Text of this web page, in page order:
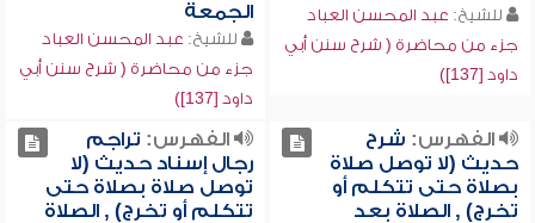
للشيخ: عبد المحسن العباد
جزء من محاضرة ( شرح سنن أبي
داود [137])
الجمعة
للشيخ: عبد المحسن العباد
جزء من محاضرة ( شرح سنن أبي
داود [137])
الفهرس: شرح
حديث (لا توصل صلاة
بصلاة حتى تتكلم أو
تخرج) , الصلاة بعد
الفهرس: تراجم
رجال إسناد حديث (لا
توصل صلاة بصلاة حتى
تتكلم أو تخرج) , الصلاة